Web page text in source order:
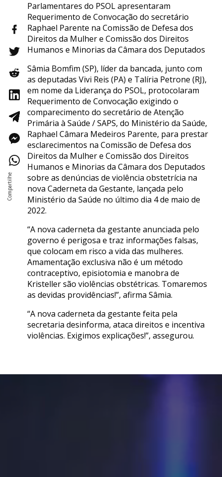
Parlamentares do PSOL apresentaram
Requerimento de Convocação do secretário
Raphael Parente na Comissão de Defesa dos
Direitos da Mulher e Comissão dos Direitos
Humanos e Minorias da Câmara dos Deputados
Sâmia Bomfim (SP), líder da bancada, junto com
as deputadas Vivi Reis (PA) e Talíria Petrone (RJ),
em nome da Liderança do PSOL, protocolaram
Requerimento de Convocação exigindo o
comparecimento do secretário de Atenção
Primária à Saúde / SAPS, do Ministério da Saúde,
Raphael Câmara Medeiros Parente, para prestar
esclarecimentos na Comissão de Defesa dos
Direitos da Mulher e Comissão dos Direitos
Humanos e Minorias da Câmara dos Deputados
sobre as denúncias de violência obstetrícia na
nova Caderneta da Gestante, lançada pelo
Ministério da Saúde no último dia 4 de maio de
2022.
“A nova caderneta da gestante anunciada pelo
governo é perigosa e traz informações falsas,
que colocam em risco a vida das mulheres.
Amamentação exclusiva não é um método
contraceptivo, episiotomia e manobra de
Kristeller são violências obstétricas. Tomaremos
as devidas providências!”, afirma Sâmia.
“A nova caderneta da gestante feita pela
secretaria desinforma, ataca direitos e incentiva
violências. Exigimos explicações!”, assegurou.